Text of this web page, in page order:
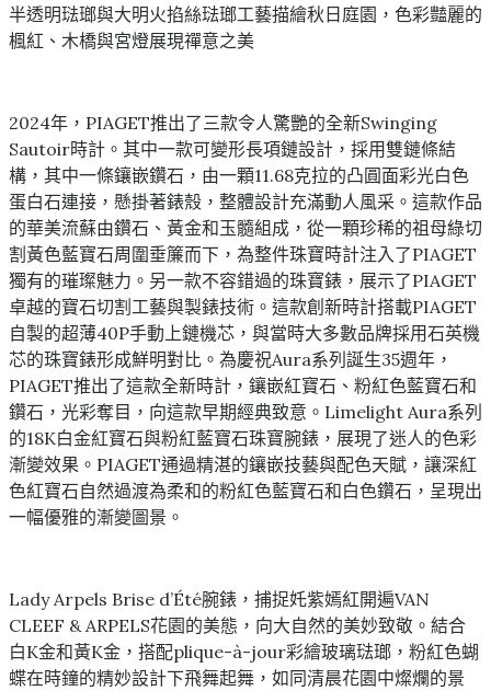
半透明琺瑯與大明火掐絲琺瑯工藝描繪秋日庭園，色彩豔麗的
楓紅、木橋與宮燈展現禪意之美
2024年，PIAGET推出了三款令人驚艷的全新Swinging
Sautoir時計。其中一款可變形長項鏈設計，採用雙鏈條結
構，其中一條鑲嵌鑽石，由一顆11.68克拉的凸圓面彩光白色
蛋白石連接，懸掛著錶殼，整體設計充滿動人風采。這款作品
的華美流蘇由鑽石、黃金和玉髓組成，從一顆珍稀的祖母綠切
割黃色藍寶石周圍垂簾而下，為整件珠寶時計注入了PIAGET
獨有的璀璨魅力。另一款不容錯過的珠寶錶，展示了PIAGET
卓越的寶石切割工藝與製錶技術。這款創新時計搭載PIAGET
自製的超薄40P手動上鏈機芯，與當時大多數品牌採用石英機
芯的珠寶錶形成鮮明對比。為慶祝Aura系列誕生35週年，
PIAGET推出了這款全新時計，鑲嵌紅寶石、粉紅色藍寶石和
鑽石，光彩奪目，向這款早期經典致意。Limelight Aura系列
的18K白金紅寶石與粉紅藍寶石珠寶腕錶，展現了迷人的色彩
漸變效果。PIAGET通過精湛的鑲嵌技藝與配色天賦，讓深紅
色紅寶石自然過渡為柔和的粉紅色藍寶石和白色鑽石，呈現出
一幅優雅的漸變圖景。
Lady Arpels Brise d’Été腕錶，捕捉奼紫嫣紅開遍VAN
CLEEF & ARPELS花園的美態，向大自然的美妙致敬。結合
白K金和黃K金，搭配plique-à-jour彩繪玻璃琺瑯，粉紅色蝴
蝶在時鐘的精妙設計下飛舞起舞，如同清晨花園中燦爛的景